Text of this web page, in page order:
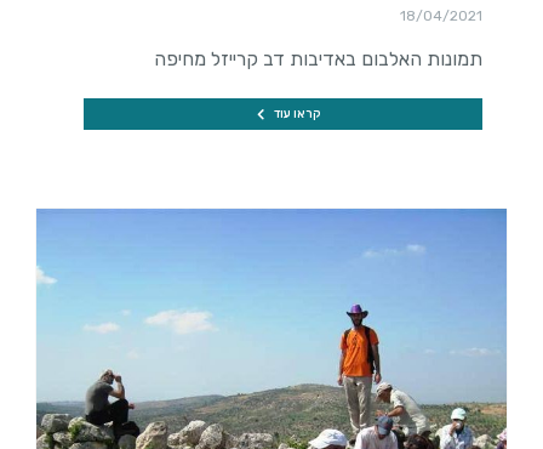
18/04/2021
תמונות האלבום באדיבות דב קרייזל מחיפה
קראו עוד